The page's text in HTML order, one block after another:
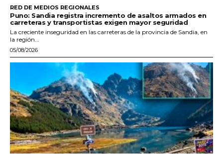
RED DE MEDIOS REGIONALES
Puno: Sandia registra incremento de asaltos armados en
carreteras y transportistas exigen mayor seguridad
La creciente inseguridad en las carreteras de la provincia de Sandia, en
la región...
05/08/2026